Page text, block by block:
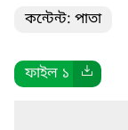
কন্টেন্ট: পাতা
ফাইল ১